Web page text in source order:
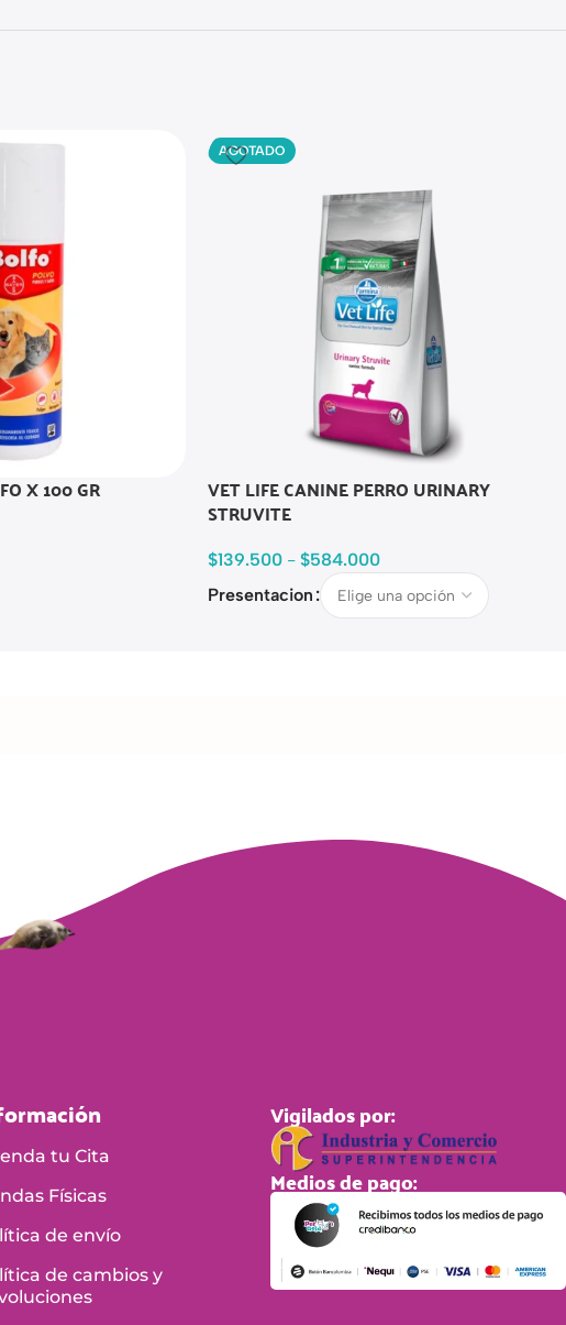
X 100 GR
AGOTADO
VET LIFE CANINE PERRO URINARY
STRUVITE
$139.500 - $584.000
Presentacion
tu Cita
Físicas
de envío
de cambios y
Vigilados por:
Medios de pago: